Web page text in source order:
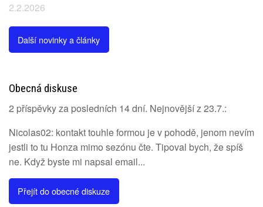
2.2.2026
Další novinky a články
Obecná diskuse
2 příspěvky za posledních 14 dní. Nejnovější z 23.7.:
Nicolas02: kontakt touhle formou je v pohodě, jenom nevím
jestli to tu Honza mimo sezónu čte. Tipoval bych, že spíš
ne. Když byste mi napsal email...
Přejít do obecné diskuze